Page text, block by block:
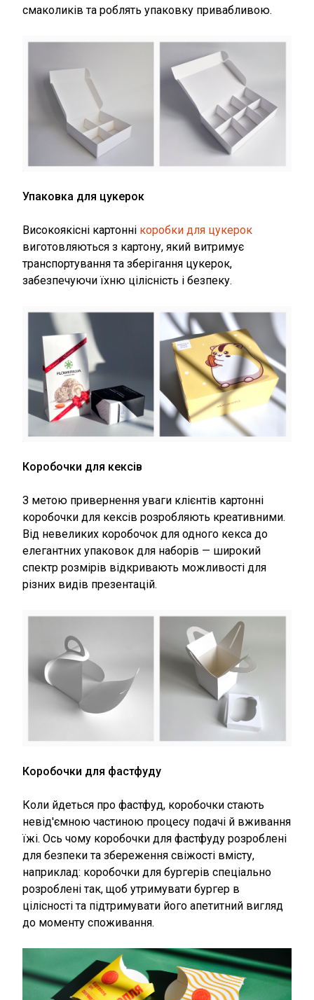
смаколиків та роблять упаковку привабливою.
Упаковка для цукерок
Високоякісні картонні коробки для цукерок
виготовляються з картону, який витримує
транспортування та зберігання цукерок,
забезпечуючи їхню цілісність і безпеку.
Коробочки для кексів
З метою привернення уваги клієнтів картонні
коробочки для кексів розробляють креативними.
Від невеликих коробочок для одного кекса до
елегантних упаковок для наборів — широкий
спектр розмірів відкривають можливості для
різних видів презентацій.
Коробочки для фастфуду
Коли йдеться про фастфуд, коробочки стають
невід'ємною частиною процесу подачі й вживання
їжі. Ось чому коробочки для фастфуду розроблені
для безпеки та збереження свіжості вмісту,
наприклад: коробочки для бургерів спеціально
розроблені так, щоб утримувати бургер в
цілісності та підтримувати його апетитний вигляд
до моменту споживання.